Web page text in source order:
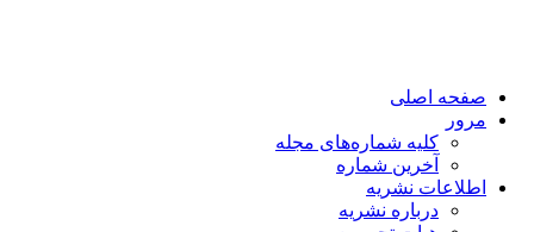
صفحه اصلی
مرور
کلیه شماره‌های مجله
آخرین شماره
اطلاعات نشریه
درباره نشریه